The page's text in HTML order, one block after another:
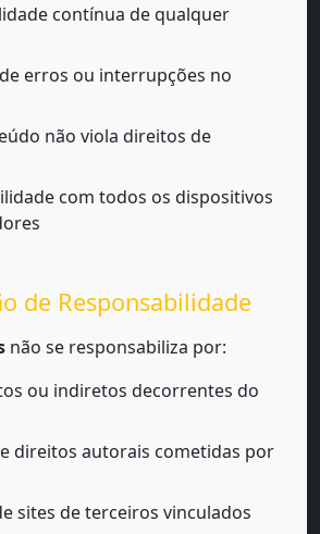
contínua de qualquer
erros ou interrupções no
não viola direitos de
com todos os dispositivos
de Responsabilidade
não se responsabiliza por:
ou indiretos decorrentes do
direitos autorais cometidas por
sites de terceiros vinculados